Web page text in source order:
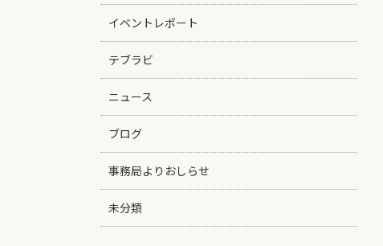
イベントレポート
テブラビ
ニュース
ブログ
事務局よりおしらせ
未分類